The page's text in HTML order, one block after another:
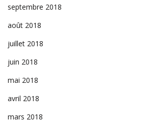
septembre 2018
août 2018
juillet 2018
juin 2018
mai 2018
avril 2018
mars 2018